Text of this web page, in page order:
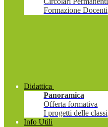
Formazione Docenti
Didattica
Panoramica
Offerta formativa
I progetti delle classi
Info Utili